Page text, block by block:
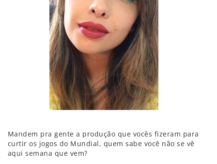
Mandem pra gente a produção que vocês fizeram para
curtir os jogos do Mundial, quem sabe você não se vê
aqui semana que vem?